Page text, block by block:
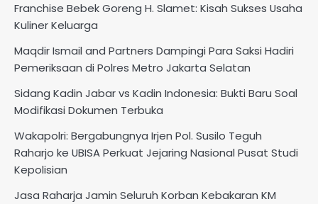
Franchise Bebek Goreng H. Slamet: Kisah Sukses Usaha
Kuliner Keluarga
Maqdir Ismail and Partners Dampingi Para Saksi Hadiri
Pemeriksaan di Polres Metro Jakarta Selatan
Sidang Kadin Jabar vs Kadin Indonesia: Bukti Baru Soal
Modifikasi Dokumen Terbuka
Wakapolri: Bergabungnya Irjen Pol. Susilo Teguh
Raharjo ke UBISA Perkuat Jejaring Nasional Pusat Studi
Kepolisian
Jasa Raharja Jamin Seluruh Korban Kebakaran KM